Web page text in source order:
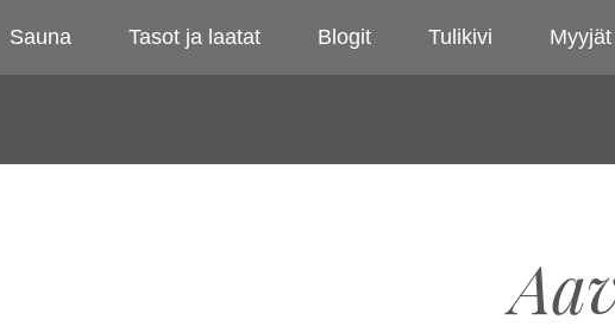
Sauna Tasot ja laatat Blogit Tulikivi Myyjät